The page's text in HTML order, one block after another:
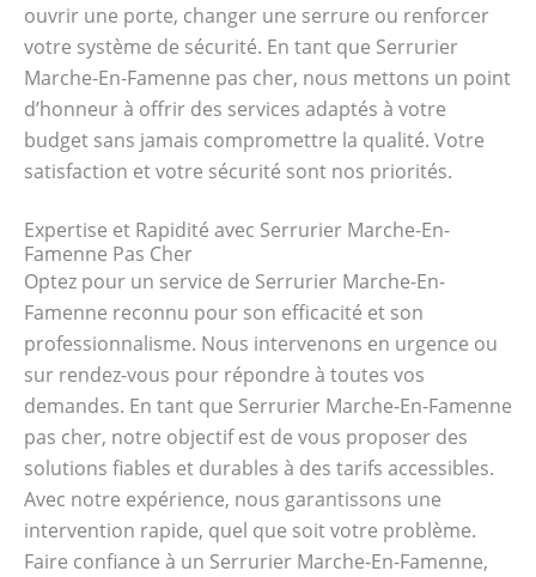
ouvrir une porte, changer une serrure ou renforcer
votre système de sécurité. En tant que Serrurier
Marche-En-Famenne pas cher, nous mettons un point
d’honneur à offrir des services adaptés à votre
budget sans jamais compromettre la qualité. Votre
satisfaction et votre sécurité sont nos priorités.
Expertise et Rapidité avec Serrurier Marche-En-
Famenne Pas Cher
Optez pour un service de Serrurier Marche-En-
Famenne reconnu pour son efficacité et son
professionnalisme. Nous intervenons en urgence ou
sur rendez-vous pour répondre à toutes vos
demandes. En tant que Serrurier Marche-En-Famenne
pas cher, notre objectif est de vous proposer des
solutions fiables et durables à des tarifs accessibles.
Avec notre expérience, nous garantissons une
intervention rapide, quel que soit votre problème.
Faire confiance à un Serrurier Marche-En-Famenne,